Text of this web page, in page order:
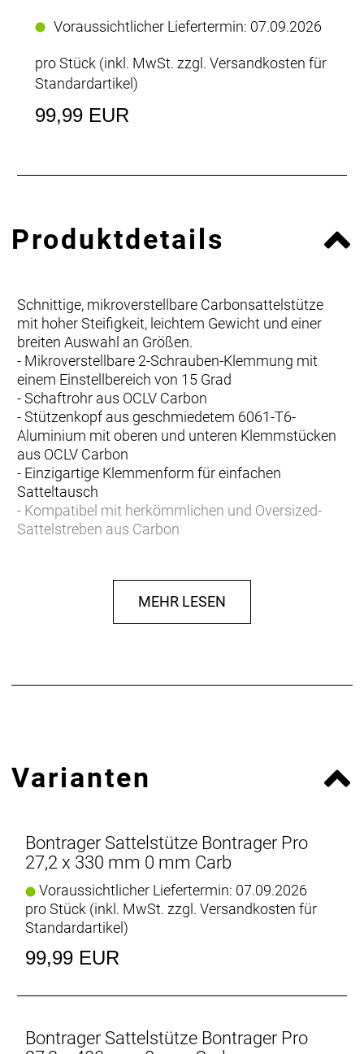
Voraussichtlicher Liefertermin: 07.09.2026
pro Stück (inkl. MwSt. zzgl. Versandkosten für
Standardartikel)
99,99 EUR
Produktdetails
Schnittige, mikroverstellbare Carbonsattelstütze
mit hoher Steifigkeit, leichtem Gewicht und einer
breiten Auswahl an Größen.
- Mikroverstellbare 2-Schrauben-Klemmung mit
einem Einstellbereich von 15 Grad
- Schaftrohr aus OCLV Carbon
- Stützenkopf aus geschmiedetem 6061-T6-
Aluminium mit oberen und unteren Klemmstücken
aus OCLV Carbon
- Einzigartige Klemmenform für einfachen
Satteltausch
- Kompatibel mit herkömmlichen und Oversized-
Sattelstreben aus Carbon
MEHR LESEN
Varianten
Bontrager Sattelstütze Bontrager Pro
27,2 x 330 mm 0 mm Carb
Voraussichtlicher Liefertermin: 07.09.2026
pro Stück (inkl. MwSt. zzgl. Versandkosten für
Standardartikel)
99,99 EUR
Bontrager Sattelstütze Bontrager Pro